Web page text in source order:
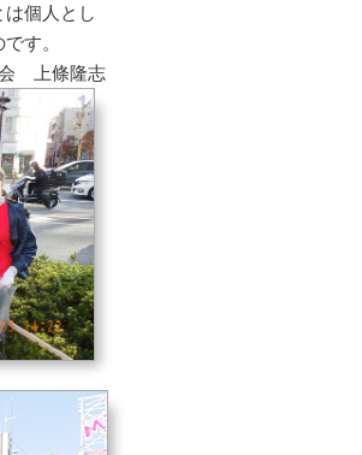
個人とし
す。
会 上條隆志